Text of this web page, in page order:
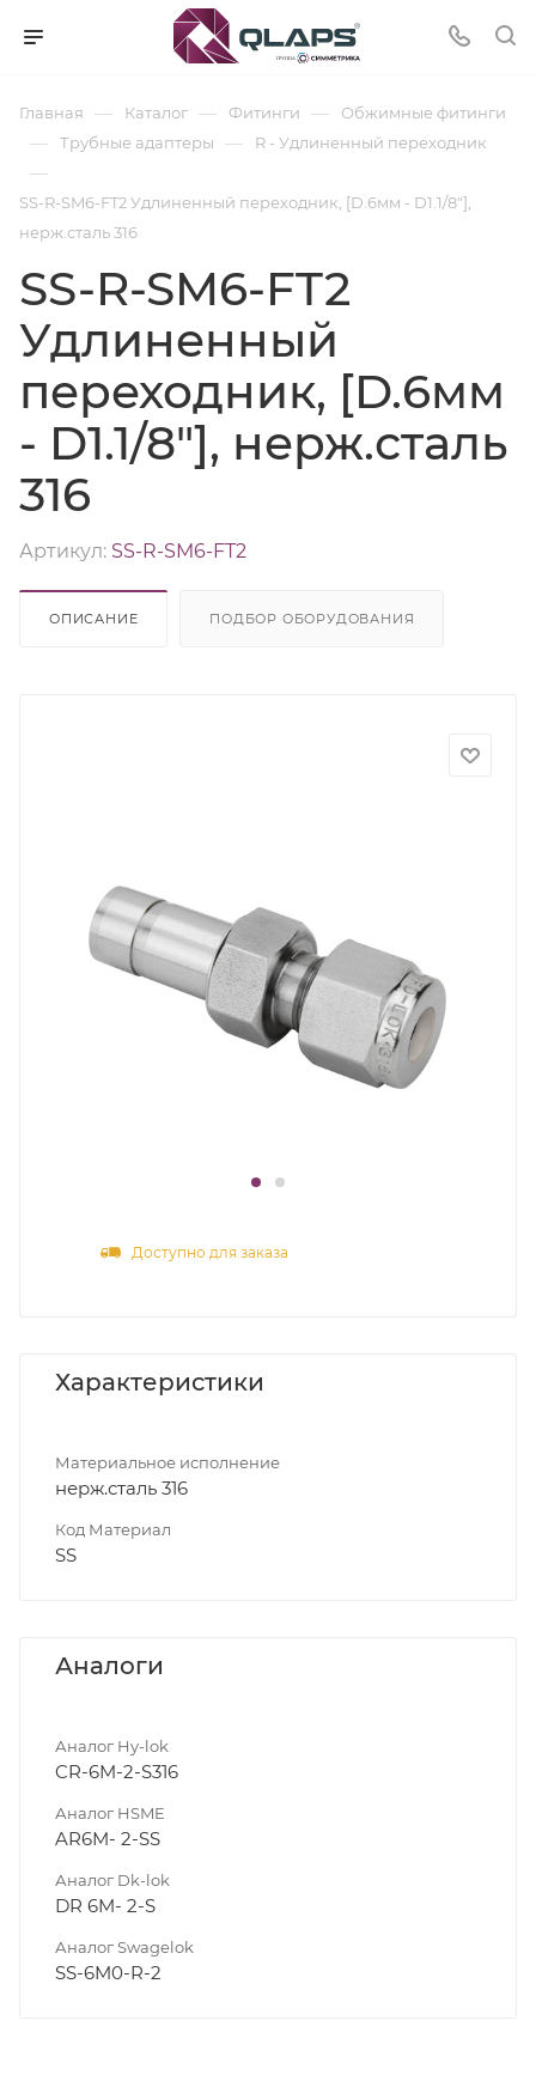
Главная — Каталог — Фитинги — Обжимные фитинги
— Трубные адаптеры — R - Удлиненный переходник
—
SS-R-SM6-FT2 Удлиненный переходник, [D.6мм - D1.1/8"],
нерж.сталь 316
SS-R-SM6-FT2
Удлиненный
переходник, [D.6мм
- D1.1/8"], нерж.сталь
316
Артикул: SS-R-SM6-FT2
ОПИСАНИЕ ПОДБОР ОБОРУДОВАНИЯ
Доступно для заказа
Характеристики
Материальное исполнение
нерж.сталь 316
Код Материал
SS
Аналоги
Аналог Hy-lok
CR-6M-2-S316
Аналог HSME
AR6M- 2-SS
Аналог Dk-lok
DR 6M- 2-S
Аналог Swagelok
SS-6M0-R-2